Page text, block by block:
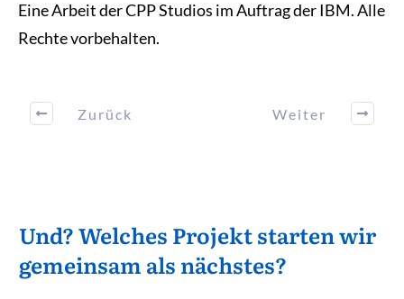
Eine Arbeit der CPP Studios im Auftrag der IBM. Alle
Rechte vorbehalten.
Zurück Weiter
Und? Welches Projekt starten wir
gemeinsam als nächstes?